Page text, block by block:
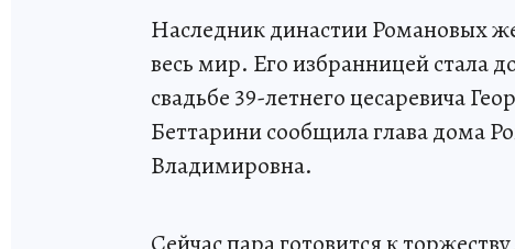
Наследник династии Романовых
весь мир. Его избранницей стала
свадьбе 39-летнего цесаревича
Беттарини сообщила глава дома
Владимировна.